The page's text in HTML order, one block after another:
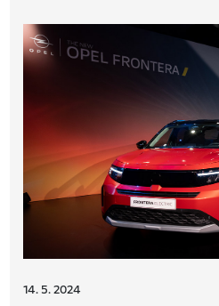
14. 5. 2024